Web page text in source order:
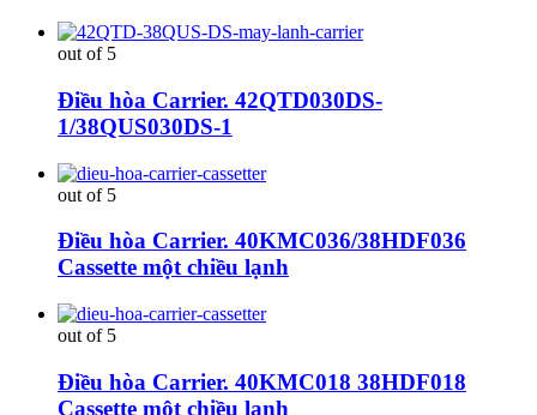
out of 5
Điều hòa Carrier. 42QTD030DS-
1/38QUS030DS-1
out of 5
Điều hòa Carrier. 40KMC036/38HDF036
Cassette một chiều lạnh
out of 5
Điều hòa Carrier. 40KMC018 38HDF018
Cassette một chiều lạnh